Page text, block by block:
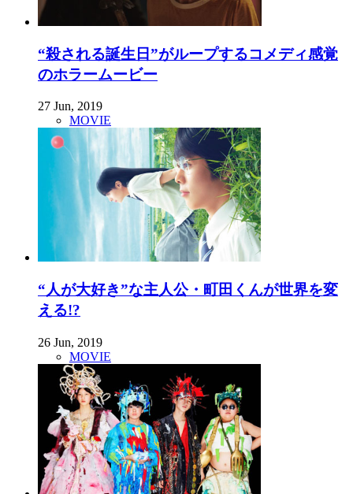
“殺される誕生日”がループするコメディ感覚
のホラームービー
27 Jun, 2019
MOVIE
“人が大好き”な主人公・町田くんが世界を変
える!?
26 Jun, 2019
MOVIE